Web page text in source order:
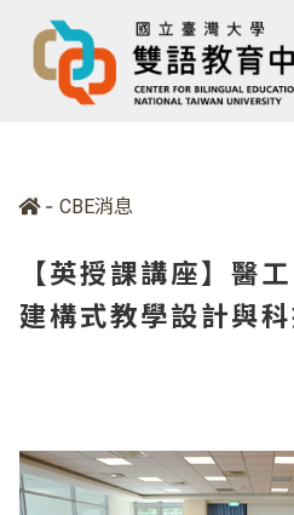
- CBE消息
【英授課講座】醫
建構式教學設計與